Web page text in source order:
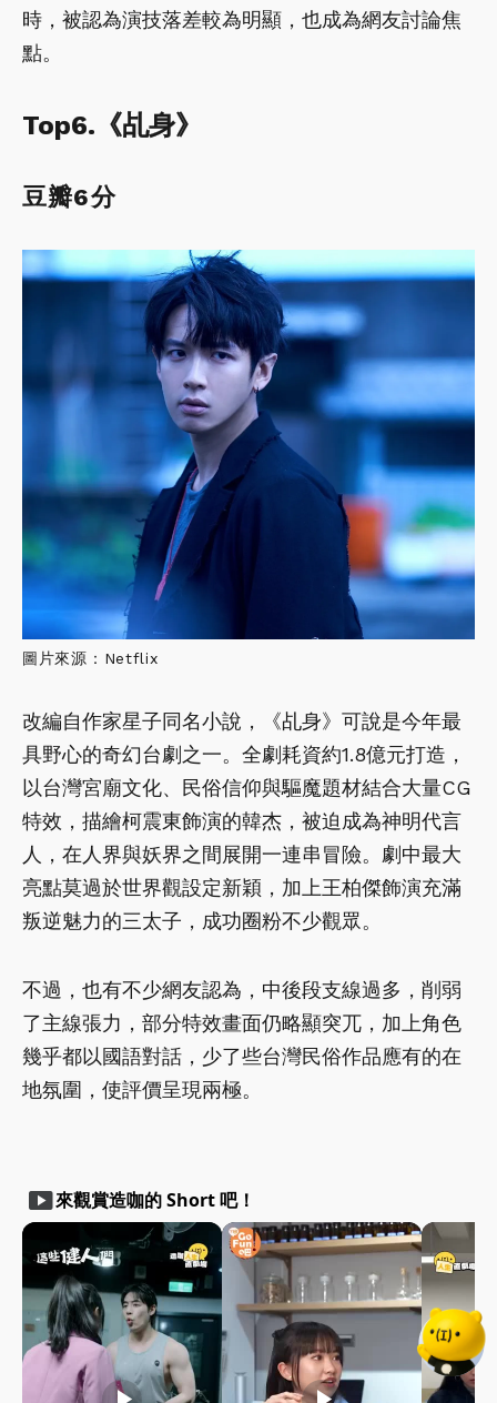
時，被認為演技落差較為明顯，也成為網友討論焦
點。
Top6.《乩身》
豆瓣6分
圖片來源：Netflix
改編自作家星子同名小說，《乩身》可說是今年最
具野心的奇幻台劇之一。全劇耗資約1.8億元打造，
以台灣宮廟文化、民俗信仰與驅魔題材結合大量CG
特效，描繪柯震東飾演的韓杰，被迫成為神明代言
人，在人界與妖界之間展開一連串冒險。劇中最大
亮點莫過於世界觀設定新穎，加上王柏傑飾演充滿
叛逆魅力的三太子，成功圈粉不少觀眾。
不過，也有不少網友認為，中後段支線過多，削弱
了主線張力，部分特效畫面仍略顯突兀，加上角色
幾乎都以國語對話，少了些台灣民俗作品應有的在
地氛圍，使評價呈現兩極。
smart_display來觀賞造咖的 Short 吧！